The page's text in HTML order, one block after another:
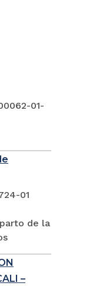
01-
01
de la
–